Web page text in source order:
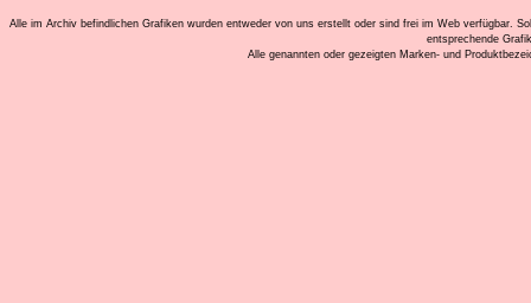
Alle im Archiv befindlichen Grafiken wurden entweder von uns erstellt oder sind frei im Web verfügbar.
entsprechende
Alle genannten oder gezeigten Marken- und